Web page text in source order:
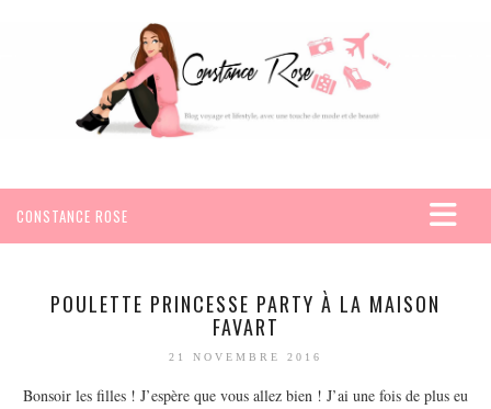
CONSTANCE ROSE
VOYAGES
SEYCHELLES
POULETTE PRINCESSE PARTY À LA MAISON
FAVART
21 NOVEMBRE 2016
Bonsoir les filles ! J’espère que vous allez bien ! J’ai une fois de plus eu